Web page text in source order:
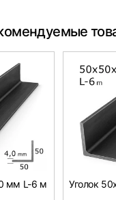
мм L-6 м
Уголок